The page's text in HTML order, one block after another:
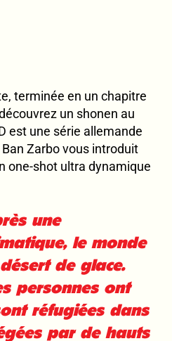
terminée en un chapitre
un shonen au
est une série allemande
Zarbo vous introduit
one-shot ultra dynamique
une
le monde
de glace.
personnes ont
réfugiées dans
par de hauts